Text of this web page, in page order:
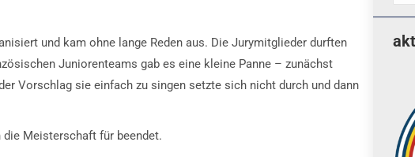
und kam ohne lange Reden aus. Die Jurymitglieder durften
Juniorenteams gab es eine kleine Panne – zunächst
Vorschlag sie einfach zu singen setzte sich nicht durch und dann
Meisterschaft für beendet.